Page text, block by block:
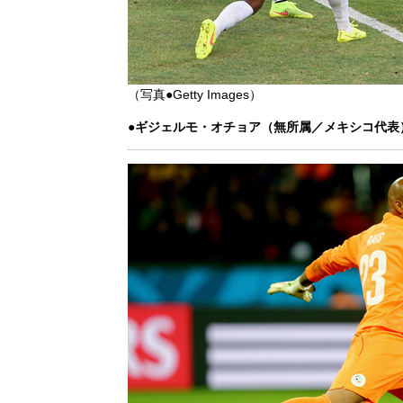
（写真●Getty Images）
●ギジェルモ・オチョア（無所属／メキシコ代表